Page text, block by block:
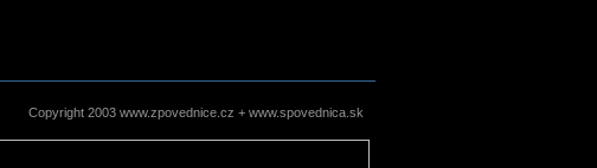
Copyright 2003 www.zpovednice.cz + www.spovednica.sk